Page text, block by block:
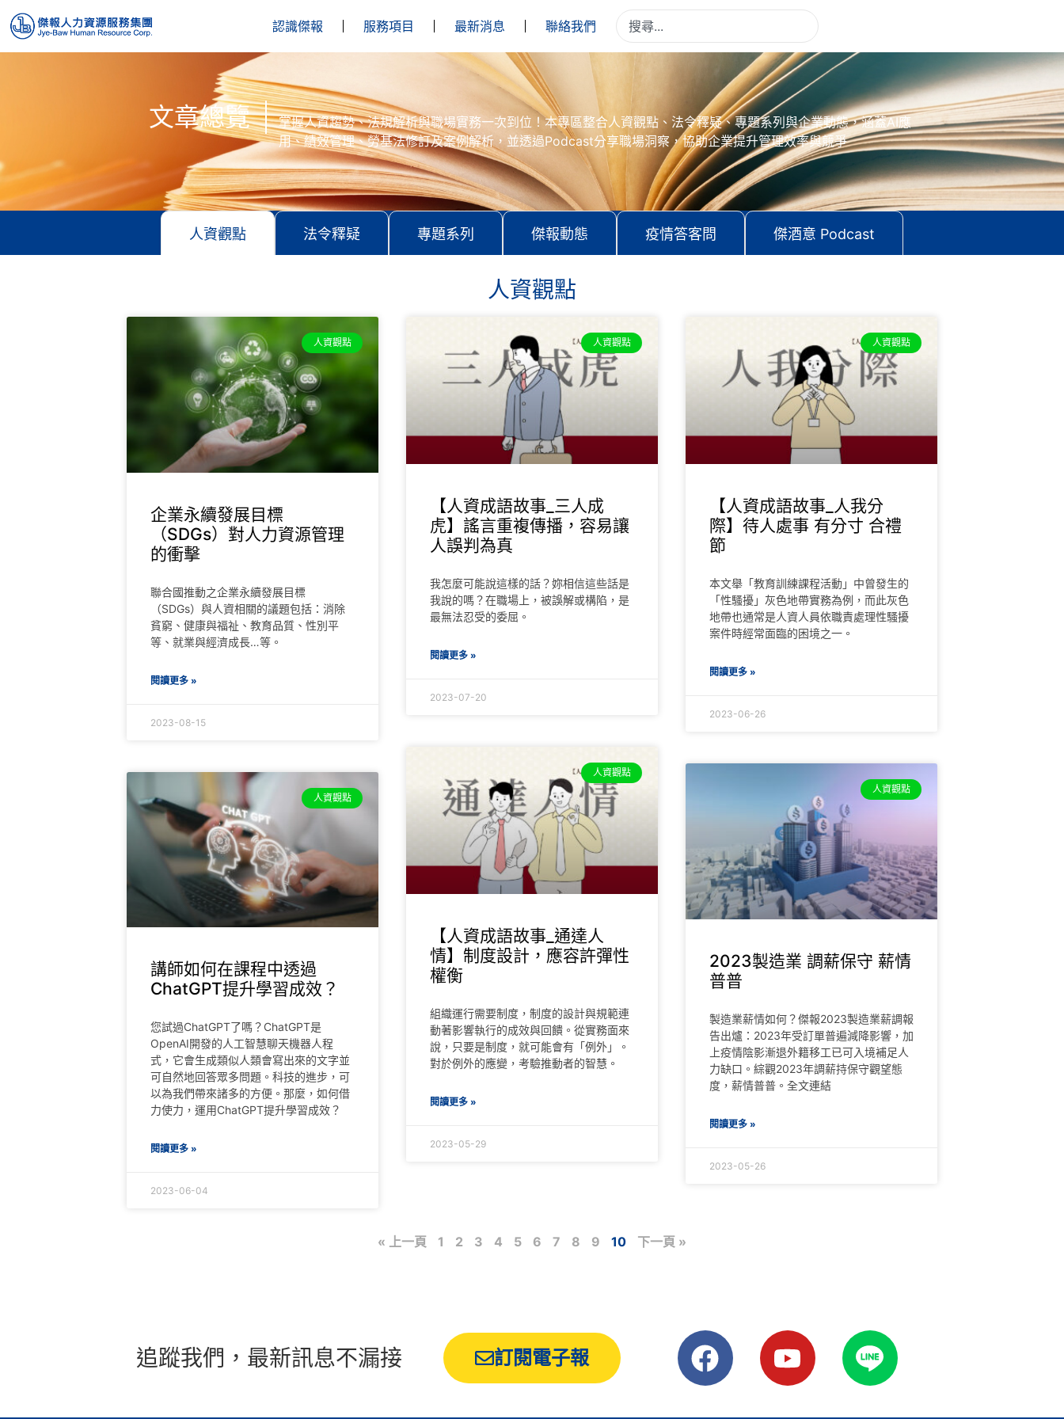
認識傑報 服務項目 最新消息 聯絡我們
文章總覽
掌握人資趨勢、法規解析與職場實務一次到位！本專區整合人資觀點、法令釋疑、專題系列與企業動態，涵蓋AI應
用、績效管理、勞基法修訂及案例解析，並透過Podcast分享職場洞察，協助企業提升管理效率與競爭
人資觀點 法令釋疑 專題系列 傑報動態 疫情答客問 傑酒意 Podcast
人資觀點
人資觀點
企業永續發展目標
（SDGs）對人力資源管理
的衝擊
聯合國推動之企業永續發展目標
（SDGs）與人資相關的議題包括：消除
貧窮、健康與福祉、教育品質、性別平
等、就業與經濟成長…等。
閱讀更多 »
2023-08-15
人資觀點
【人資成語故事_三人成
虎】謠言重複傳播，容易讓
人誤判為真
我怎麼可能說這樣的話？妳相信這些話是
我說的嗎？在職場上，被誤解或構陷，是
最無法忍受的委屈。
閱讀更多 »
2023-07-20
人資觀點
【人資成語故事_人我分
際】待人處事 有分寸 合禮
節
本文舉「教育訓練課程活動」中曾發生的
「性騷擾」灰色地帶實務為例，而此灰色
地帶也通常是人資人員依職責處理性騷擾
案件時經常面臨的困境之一。
閱讀更多 »
2023-06-26
人資觀點
講師如何在課程中透過
ChatGPT提升學習成效？
您試過ChatGPT了嗎？ChatGPT是
OpenAI開發的人工智慧聊天機器人程
式，它會生成類似人類會寫出來的文字並
可自然地回答眾多問題。科技的進步，可
以為我們帶來諸多的方便。那麼，如何借
力使力，運用ChatGPT提升學習成效？
閱讀更多 »
2023-06-04
人資觀點
【人資成語故事_通達人
情】制度設計，應容許彈性
權衡
組織運行需要制度，制度的設計與規範連
動著影響執行的成效與回饋。從實務面來
說，只要是制度，就可能會有「例外」。
對於例外的應變，考驗推動者的智慧。
閱讀更多 »
2023-05-29
人資觀點
2023製造業 調薪保守 薪情
普普
製造業薪情如何？傑報2023製造業薪調報
告出爐：2023年受訂單普遍減降影響，加
上疫情陰影漸退外籍移工已可入境補足人
力缺口。綜觀2023年調薪持保守觀望態
度，薪情普普。全文連結
閱讀更多 »
2023-05-26
« 上一頁 1 2 3 4 5 6 7 8 9 10 下一頁 »
追蹤我們，最新訊息不漏接 訂閱電子報